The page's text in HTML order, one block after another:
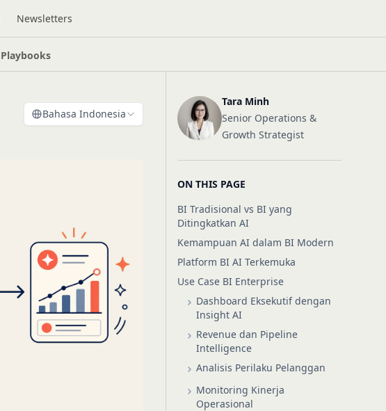
Newsletters
Playbooks
Bahasa Indonesia
Tara Minh
Senior Operations &
Growth Strategist
ON THIS PAGE
BI Tradisional vs BI yang
Ditingkatkan AI
Kemampuan AI dalam BI Modern
Platform BI AI Terkemuka
Use Case BI Enterprise
Dashboard Eksekutif dengan
Insight AI
Revenue dan Pipeline
Intelligence
Analisis Perilaku Pelanggan
Monitoring Kinerja
Operasional